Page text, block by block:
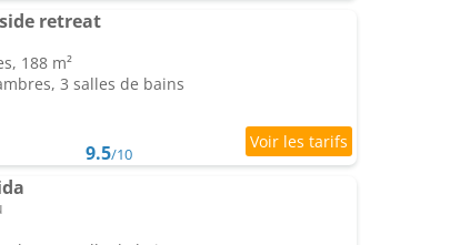
retreat
188 m²
3 salles de bains
9.5/10